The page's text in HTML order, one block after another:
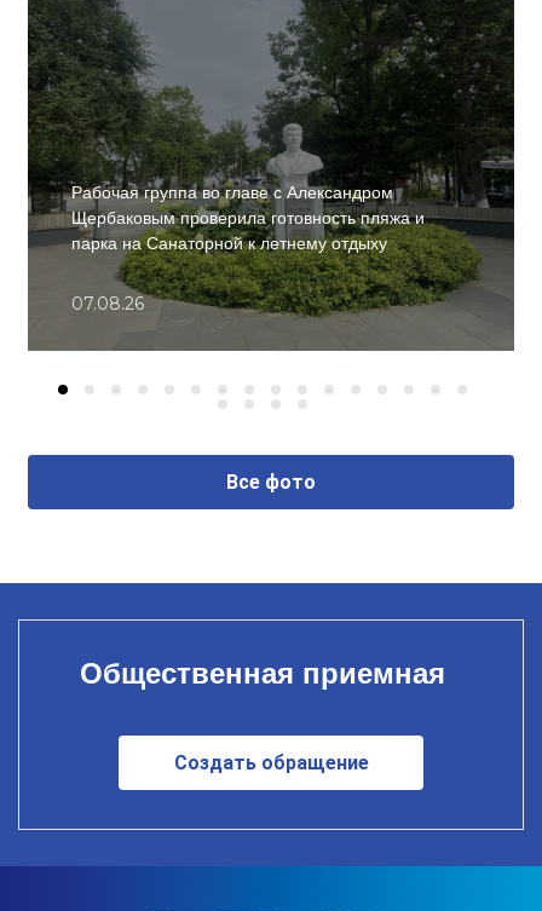
Рабочая группа во главе с Александром
Щербаковым проверила готовность пляжа и
парка на Санаторной к летнему отдыху
07.08.26
Все фото
Общественная приемная
Создать обращение